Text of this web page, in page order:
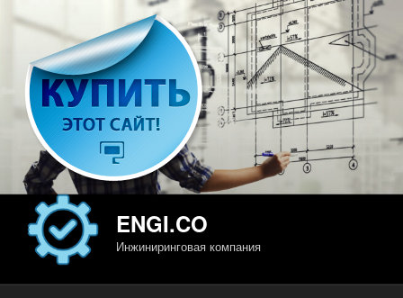
содержимому
ENGI.CO
Инжиниринговая компания